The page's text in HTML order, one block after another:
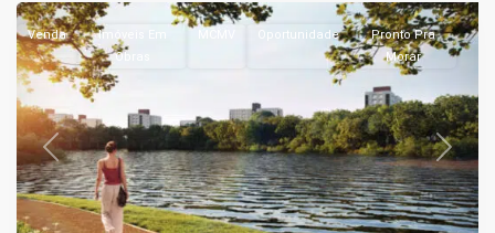
Previous Next
Venda
Imóveis Em
Obras
Oportunidade
Pronto Pra
Morar